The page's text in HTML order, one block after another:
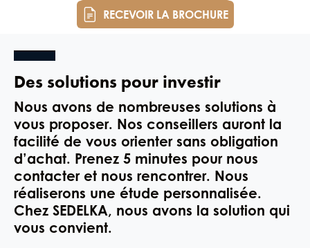
RECEVOIR LA BROCHURE
Des solutions pour investir
Nous avons de nombreuses solutions à
vous proposer. Nos conseillers auront la
facilité de vous orienter sans obligation
d’achat. Prenez 5 minutes pour nous
contacter et nous rencontrer. Nous
réaliserons une étude personnalisée.
Chez SEDELKA, nous avons la solution qui
vous convient.